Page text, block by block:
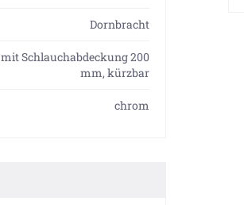
Dornbracht
mit Schlauchabdeckung 200
mm, kürzbar
chrom